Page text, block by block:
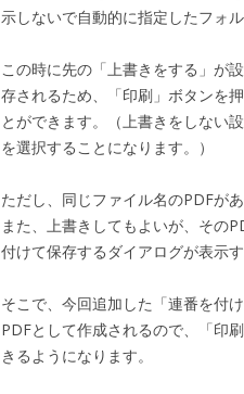
示しないで自動的に指定したフォ
この時に先の「上書きをする」が
存されるため、「印刷」ボタンを
とができます。（上書きをしない
を選択することになります。）
ただし、同じファイル名のPDFが
また、上書きしてもよいが、その
付けて保存するダイアログが表示
そこで、今回追加した「連番を付
PDFとして作成されるので、「印
きるようになります。